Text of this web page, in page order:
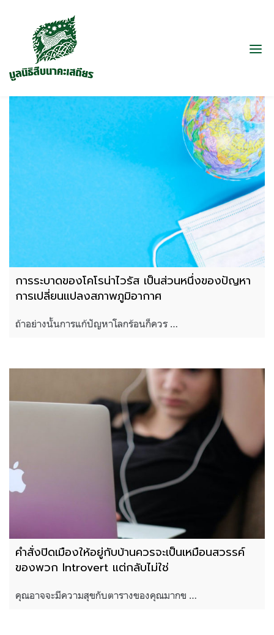
การระบาดของโคโรน่าไวรัส เป็นส่วนหนึ่งของปัญหา
การเปลี่ยนแปลงสภาพภูมิอากาศ
ถ้าอย่างนั้นการแก้ปัญหาโลกร้อนก็ควร …
คำสั่งปิดเมืองให้อยู่กับบ้านควรจะเป็นเหมือนสวรรค์
ของพวก Introvert แต่กลับไม่ใช่
คุณอาจจะมีความสุขกับตารางของคุณมากข …